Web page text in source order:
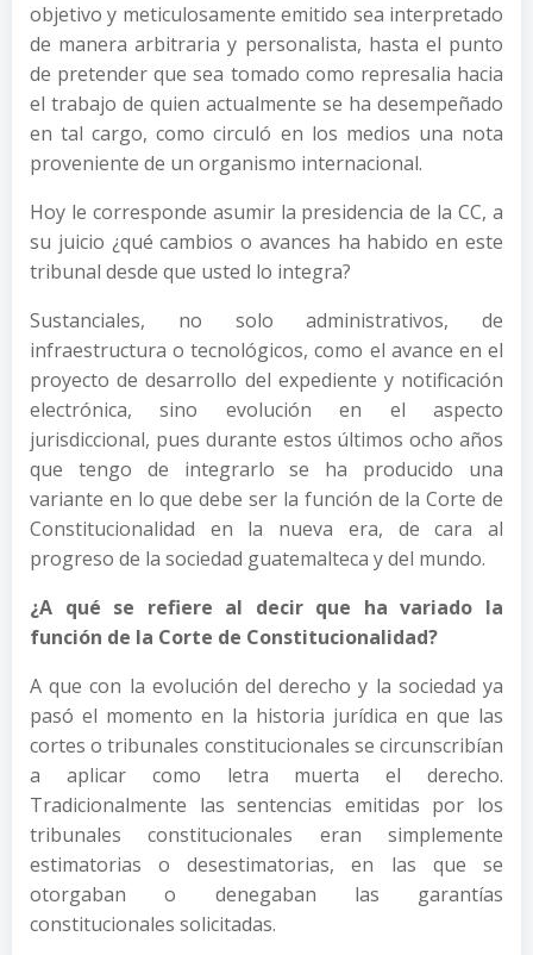
objetivo y meticulosamente emitido sea interpretado
de manera arbitraria y personalista, hasta el punto
de pretender que sea tomado como represalia hacia
el trabajo de quien actualmente se ha desempeñado
en tal cargo, como circuló en los medios una nota
proveniente de un organismo internacional.
Hoy le corresponde asumir la presidencia de la CC, a
su juicio ¿qué cambios o avances ha habido en este
tribunal desde que usted lo integra?
Sustanciales, no solo administrativos, de
infraestructura o tecnológicos, como el avance en el
proyecto de desarrollo del expediente y notificación
electrónica, sino evolución en el aspecto
jurisdiccional, pues durante estos últimos ocho años
que tengo de integrarlo se ha producido una
variante en lo que debe ser la función de la Corte de
Constitucionalidad en la nueva era, de cara al
progreso de la sociedad guatemalteca y del mundo.
¿A qué se refiere al decir que ha variado la
función de la Corte de Constitucionalidad?
A que con la evolución del derecho y la sociedad ya
pasó el momento en la historia jurídica en que las
cortes o tribunales constitucionales se circunscribían
a aplicar como letra muerta el derecho.
Tradicionalmente las sentencias emitidas por los
tribunales constitucionales eran simplemente
estimatorias o desestimatorias, en las que se
otorgaban o denegaban las garantías
constitucionales solicitadas.